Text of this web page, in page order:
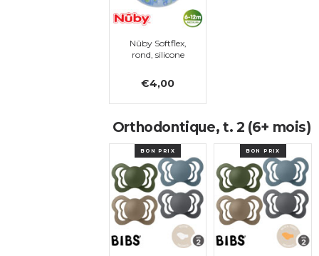
Nûby Softflex,
rond, silicone
€4,00
Orthodontique, t. 2 (6+ mois)
BON PRIX BON PRIX